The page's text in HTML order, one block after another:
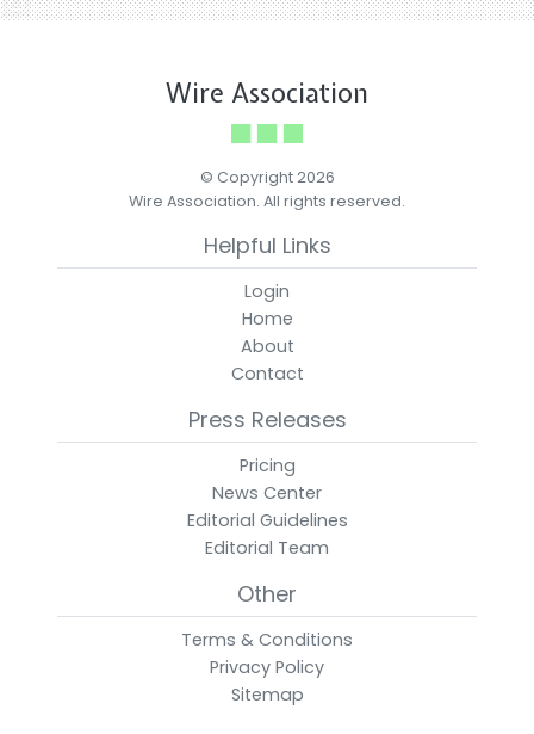
Wire Association
© Copyright 2026
Wire Association. All rights reserved.
Helpful Links
Login
Home
About
Contact
Press Releases
Pricing
News Center
Editorial Guidelines
Editorial Team
Other
Terms & Conditions
Privacy Policy
Sitemap